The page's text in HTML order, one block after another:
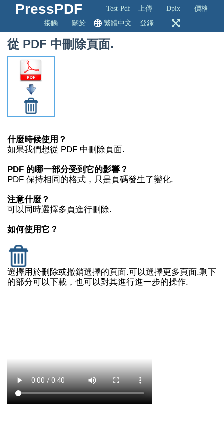
PressPDF Test-Pdf 上傳 Dpix
價格
接觸
關於 繁體中文 登錄
從 PDF 中刪除頁面.
什麼時候使用？
如果我們想從 PDF 中刪除頁面.
PDF 的哪一部分受到它的影響？
PDF 保持相同的格式，只是頁碼發生了變化.
注意什麼？
可以同時選擇多頁進行刪除.
如何使用它？
選擇用於刪除或撤銷選擇的頁面.可以選擇更多頁面.剩下
的部分可以下載，也可以對其進行進一步的操作.